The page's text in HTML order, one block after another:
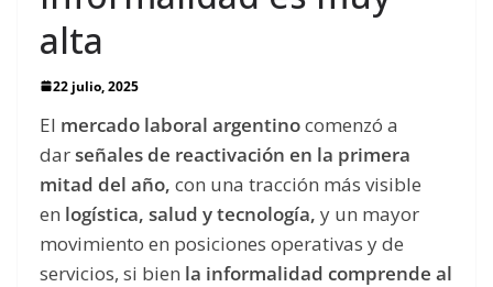
alta
22 julio, 2025
El mercado laboral argentinocomenzó a
darseñales de reactivación en la primera
mitad del año, con una tracción más visible
en logística, salud y tecnología, y un mayor
movimiento en posiciones operativas y de
servicios, si bien la informalidad comprende al